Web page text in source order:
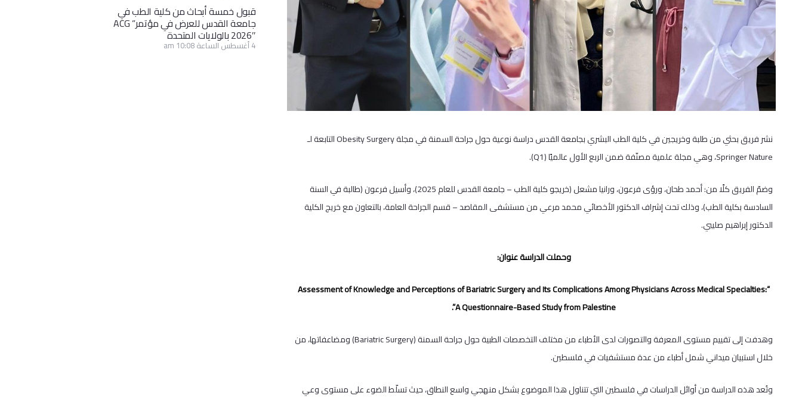
نشر فريق بحثي من طلبة وخريجين في كلية الطب البشري بجامعة القدس دراسة نوعية حول جراحة السمنة في مجلة Obesity Surgery التابعة لـ
Springer Nature، وهي مجلة علمية مصنّفة ضمن الربع الأول عالميًا (Q1).
وضمّ الفريق كلًا من: أحمد طحان، ورؤى فرعون، ورانيا مشعل (خريجو كلية الطب – جامعة القدس للعام 2025)، وأسيل فرعون (طالبة في السنة
السادسة بكلية الطب)، وذلك تحت إشراف الدكتور الأخصائي محمد مرعي من مستشفى المقاصد – قسم الجراحة العامة، بالتعاون مع خريج الكلية
الدكتور إبراهيم صليبي.
وحملت الدراسة عنوان:
“Assessment of Knowledge and Perceptions of Bariatric Surgery and Its Complications Among Physicians Across Medical Specialties:
A Questionnaire-Based Study from Palestine”.
وهدفت إلى تقييم مستوى المعرفة والتصورات لدى الأطباء من مختلف التخصصات الطبية حول جراحة السمنة (Bariatric Surgery) ومضاعفاتها، من
خلال استبيان ميداني شمل أطباء من عدة مستشفيات في فلسطين.
وتُعد هذه الدراسة من أوائل الدراسات في فلسطين التي تتناول هذا الموضوع بشكل منهجي واسع النطاق، حيث تسلّط الضوء على مستوى وعي
قبول خمسة أبحاث من كلية الطب في
جامعة القدس للعرض في مؤتمر” ACG
2026″ بالولايات المتحدة
4 أغسطس الساعة 10:08 am